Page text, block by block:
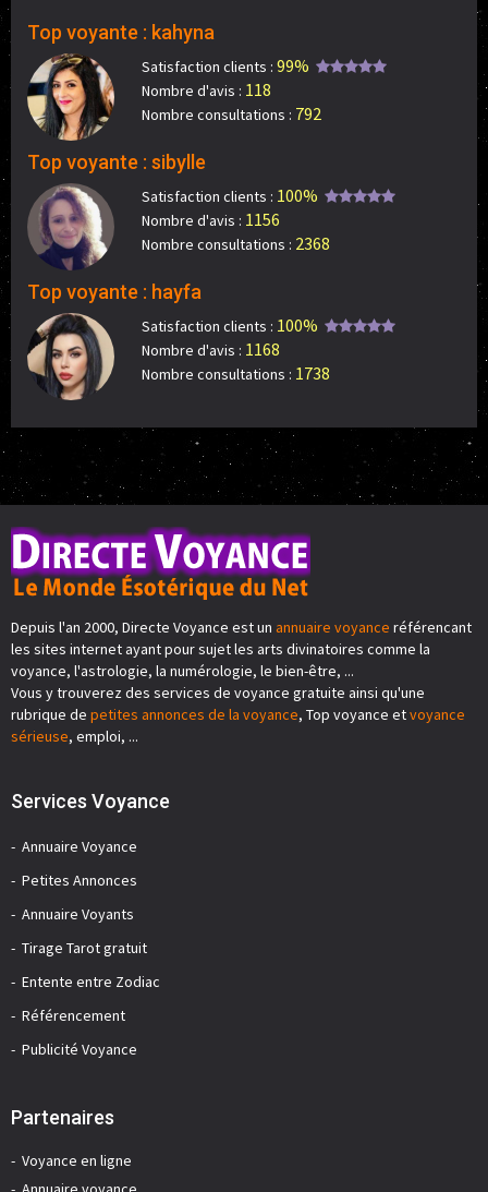
Top voyante : kahyna
Satisfaction clients : 99%
Nombre d'avis : 118
Nombre consultations : 792
Top voyante : sibylle
Satisfaction clients : 100%
Nombre d'avis : 1156
Nombre consultations : 2368
Top voyante : hayfa
Satisfaction clients : 100%
Nombre d'avis : 1168
Nombre consultations : 1738
Depuis l'an 2000, Directe Voyance est un annuaire voyance référencant
les sites internet ayant pour sujet les arts divinatoires comme la
voyance, l'astrologie, la numérologie, le bien-être, ...
Vous y trouverez des services de voyance gratuite ainsi qu'une
rubrique de petites annonces de la voyance, Top voyance etvoyance
sérieuse, emploi, ...
Services Voyance
Annuaire Voyance
Petites Annonces
Annuaire Voyants
Tirage Tarot gratuit
Entente entre Zodiac
Référencement
Publicité Voyance
Partenaires
Voyance en ligne